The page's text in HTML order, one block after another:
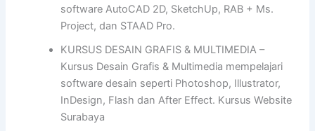
software AutoCAD 2D, SketchUp, RAB + Ms.
Project, dan STAAD Pro.
KURSUS DESAIN GRAFIS & MULTIMEDIA –
Kursus Desain Grafis & Multimedia mempelajari
software desain seperti Photoshop, Illustrator,
InDesign, Flash dan After Effect. Kursus Website
Surabaya